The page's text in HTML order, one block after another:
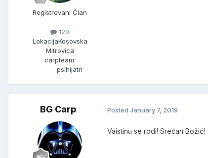
Registrovani Član
120
LokacijaKosovska
Mitrovica
carpteam:
psihijatri
BG Carp Posted January 7, 2019
Vaistinu se rodi! Srećan Božić!